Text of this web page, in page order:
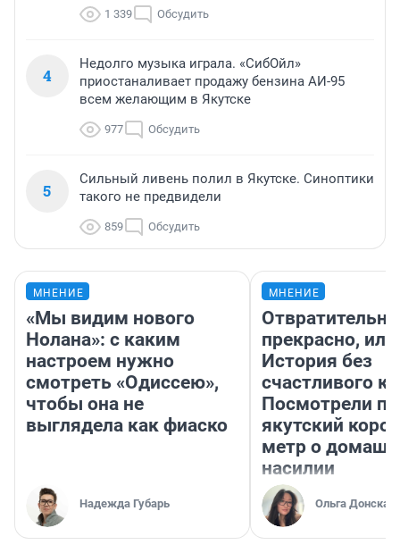
1 339 Обсудить
4
Недолго музыка играла. «СибОйл»
приостаналивает продажу бензина АИ-95
всем желающим в Якутске
977 Обсудить
5
Сильный ливень полил в Якутске. Синоптики
такого не предвидели
859 Обсудить
МНЕНИЕ
«Мы видим нового
Нолана»: с каким
настроем нужно
смотреть «Одиссею»,
чтобы она не
выглядела как фиаско
Надежда Губарь
МНЕНИЕ
Отвратительно
прекрасно, или
История без
счастливого
Посмотрели
якутский
метр о
насилии
Ольга Донская